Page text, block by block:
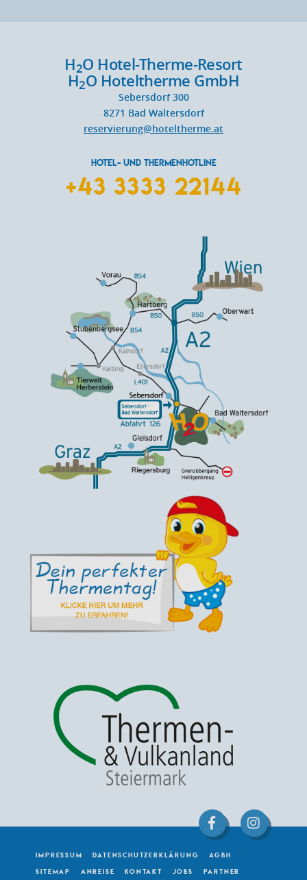
H2O Hotel-Therme-Resort
H2O Hoteltherme GmbH
Sebersdorf 300
8271 Bad Waltersdorf
reservierung@hoteltherme.at
HOTEL- UND THERMENHOTLINE
+43 3333 22144
IMPRESSUM DATENSCHUTZERKLÄRUNG
AGBH
SITEMAP
ANREISE KONTAKT JOBS PARTNER